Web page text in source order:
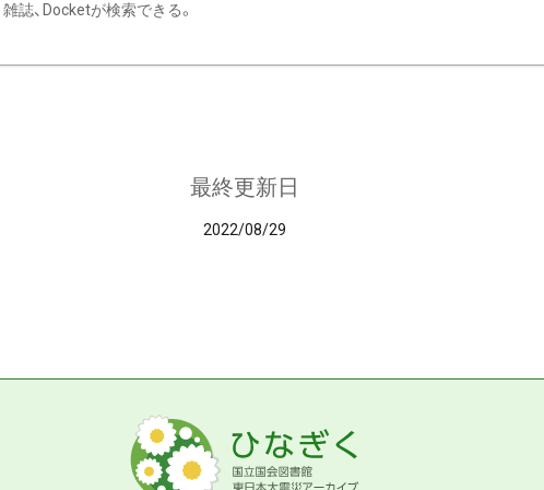
雑誌、Docketが検索できる。
最終更新日
2022/08/29